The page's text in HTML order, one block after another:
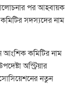
পর আহবায়ক
কমিটির সদস্যদের নাম
আংশিক কমিটির নাম
অস্ট্রিয়ার
নতুন